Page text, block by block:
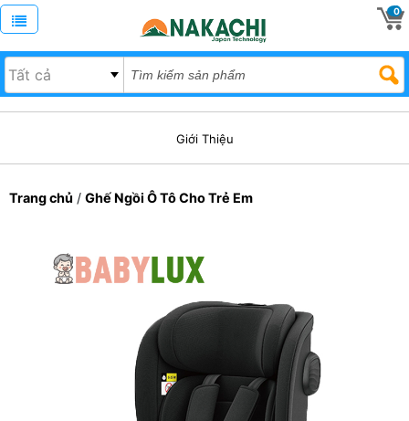
0
Giới Thiệu
Trang chủ / Ghế Ngồi Ô Tô Cho Trẻ Em